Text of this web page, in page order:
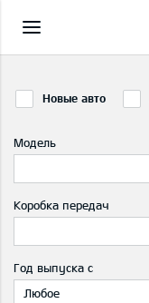
Новые авто
Модель
Коробка передач
Год выпуска с
Любое